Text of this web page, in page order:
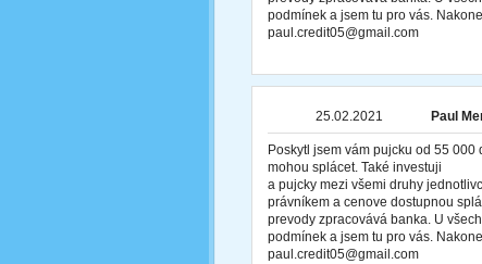
podmínek a jsem tu pro vás.
paul.credit05@gmail.com
25.02.2021 Paul
Poskytl jsem vám pujcku od 55
mohou splácet. Také investuji
a pujcky mezi všemi druhy
právníkem a cenove dostupnou
prevody zpracovává banka. U
podmínek a jsem tu pro vás.
paul.credit05@gmail.com